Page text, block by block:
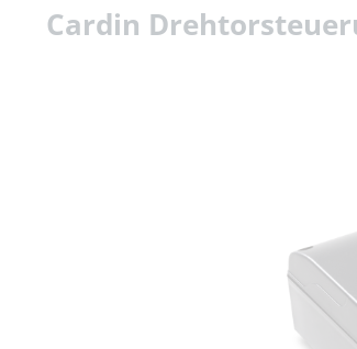
Cardin